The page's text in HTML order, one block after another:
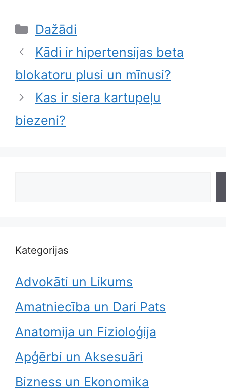
Categories
Dažādi
Kādi ir hipertensijas beta
blokatoru plusi un mīnusi?
Kas ir siera kartupeļu
biezeni?
Kategorijas
Advokāti un Likums
Amatniecība un Dari Pats
Anatomija un Fizioloģija
Apģērbi un Aksesuāri
Bizness un Ekonomika